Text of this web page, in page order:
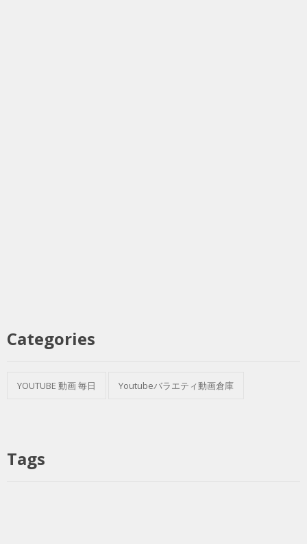
Categories
YOUTUBE 動画 毎日 Youtubeバラエティ動画倉庫
Tags